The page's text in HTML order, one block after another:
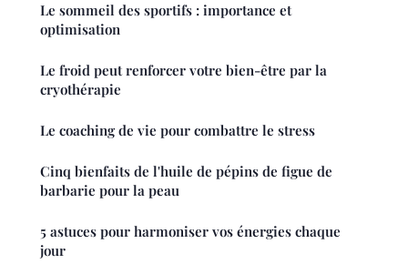
Le sommeil des sportifs : importance et
optimisation
Le froid peut renforcer votre bien-être par la
cryothérapie
Le coaching de vie pour combattre le stress
Cinq bienfaits de l'huile de pépins de figue de
barbarie pour la peau
5 astuces pour harmoniser vos énergies chaque
jour